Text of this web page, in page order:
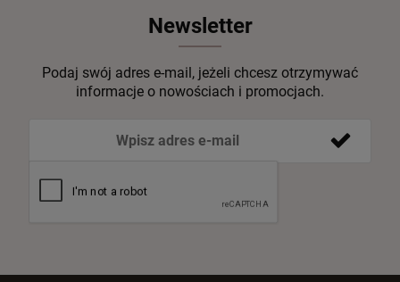
Newsletter
Podaj swój adres e-mail, jeżeli chcesz otrzymywać
informacje o nowościach i promocjach.